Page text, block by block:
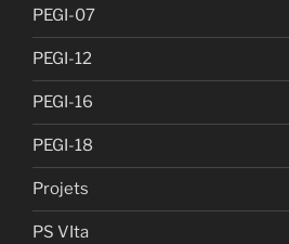
PEGI-07
PEGI-12
PEGI-16
PEGI-18
Projets
PS VIta